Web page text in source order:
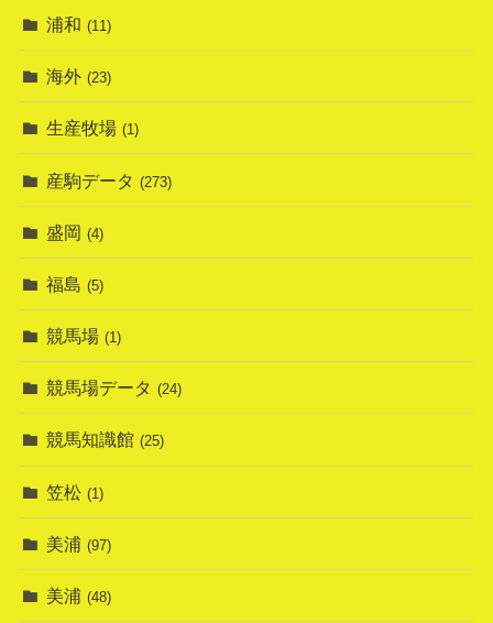
浦和 (11)
海外 (23)
生産牧場 (1)
産駒データ (273)
盛岡 (4)
福島 (5)
競馬場 (1)
競馬場データ (24)
競馬知識館 (25)
笠松 (1)
美浦 (97)
美浦 (48)